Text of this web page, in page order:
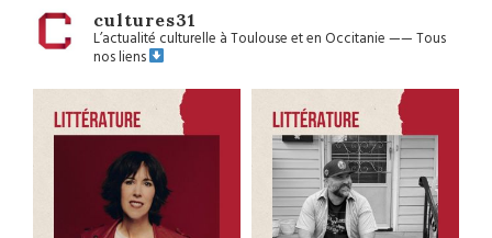
cultures31
L’actualité culturelle à Toulouse et en Occitanie——Tous
nos liens